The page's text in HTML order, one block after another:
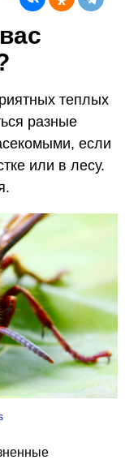
теплых
разные
если
или в лесу.